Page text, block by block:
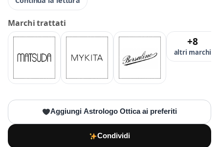
Marchi trattati
+8
altri marchi
Aggiungi Astrologo Ottica ai preferiti
Condividi